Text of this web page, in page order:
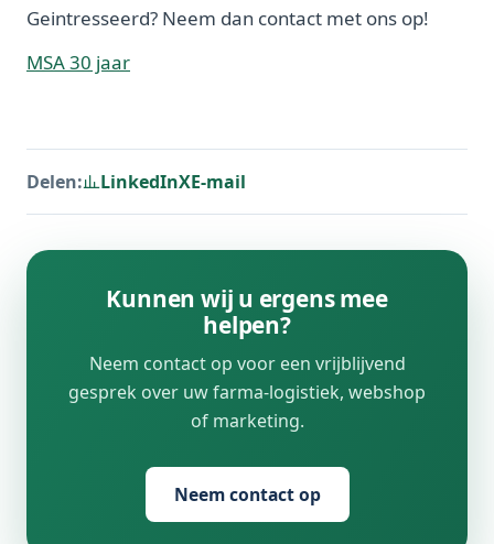
Geintresseerd? Neem dan contact met ons op!
MSA 30 jaar
Delen: LinkedInXE-mail
Kunnen wij u ergens mee
helpen?
Neem contact op voor een vrijblijvend
gesprek over uw farma-logistiek, webshop
of marketing.
Neem contact op